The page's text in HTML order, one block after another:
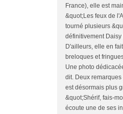
France), elle est
&quot;Les feux de
tourné plusieurs
définitivement
D'ailleurs, elle en
breloques et
Une photo
dit. Deux
est désormais plus
&quot;Shérif, fais-
écoute une de ses